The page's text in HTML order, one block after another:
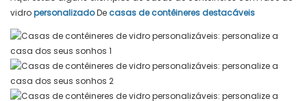
vidropersonalizadoDecasas de contêineres destacáveis